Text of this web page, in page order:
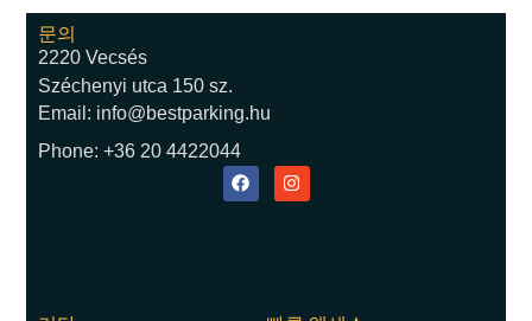
문의
2220 Vecsés
Széchenyi utca 150 sz.
Email: info@bestparking.hu
Phone: +36 20 4422044